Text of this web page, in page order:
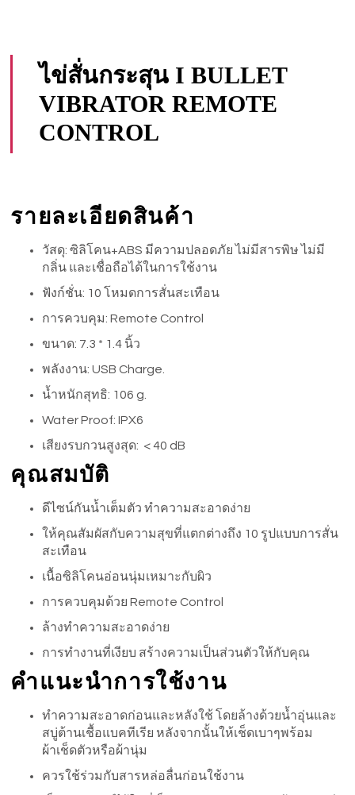
ไข่สั่นกระสุน I BULLET
VIBRATOR REMOTE
CONTROL
รายละเอียดสินค้า
วัสดุ: ซิลิโคน+ABS มีความปลอดภัย ไม่มีสารพิษ ไม่มี
กลิ่น และเชื่อถือได้ในการใช้งาน
ฟังก์ชั่น: 10 โหมดการสั่นสะเทือน
การควบคุม: Remote Control
ขนาด: 7.3 * 1.4 นิ้ว
พลังงาน: USB Charge.
น้ำหนักสุทธิ: 106 g.
Water Proof: IPX6
เสียงรบกวนสูงสุด: < 40 dB
คุณสมบัติ
ดีไซน์กันน้ำเต็มตัว ทำความสะอาดง่าย
ให้คุณสัมผัสกับความสุขที่แตกต่างถึง 10 รูปแบบการสั่น
สะเทือน
เนื้อซิลิโคนอ่อนนุ่มเหมาะกับผิว
การควบคุมด้วย Remote Control
ล้างทำความสะอาดง่าย
การทำงานที่เงียบ สร้างความเป็นส่วนตัวให้กับคุณ
คำแนะนำการใช้งาน
ทำความสะอาดก่อนและหลังใช้ โดยล้างด้วยน้ำอุ่นและ
สบู่ต้านเชื้อแบคทีเรีย หลังจากนั้นให้เช็ดเบาๆพร้อม
ผ้าเช็ดตัวหรือผ้านุ่ม
ควรใช้ร่วมกับสารหล่อลื่นก่อนใช้งาน